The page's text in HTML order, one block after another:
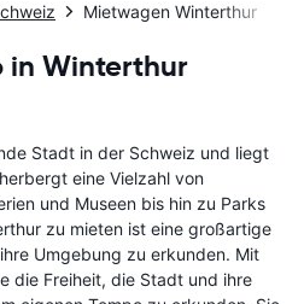
Mietwagen Winterthur
in Winterthur
Stadt in der Schweiz und liegt
eine Vielzahl von
und Museen bis hin zu Parks
zu mieten ist eine großartige
Umgebung zu erkunden. Mit
die Freiheit, die Stadt und ihre